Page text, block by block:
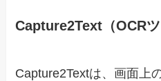
Capture2Text（OCRツ
Capture2Textは、画面上